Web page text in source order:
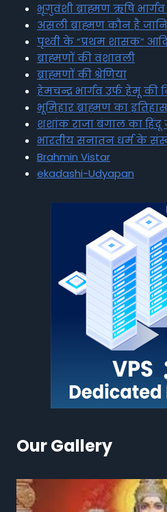
भृगुवंशी ब्राह्मण ऋषि
असली ब्राह्मण कौन है
पृथ्वी के “प्रथम शासक” आदि
ब्राह्मणों की वंशावली
ब्राह्मणों की श्रेणियां
हेमचन्द्र भार्गव उर्फ हेमू की
भूमिहार ब्राह्मण का इतिहास
शशांक राजा बंगाल का हिंदू
भारतीय सनातन धर्म के
Brahmin Vistar
ekadashi-Udyapan
Our Gallery